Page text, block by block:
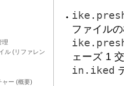
理
ル (リファレン
ャー (概要)
ファイル
ェーズ 1
in.iked